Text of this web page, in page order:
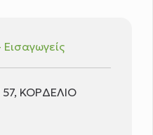
ΚΟΡΔΕΛΙΟ